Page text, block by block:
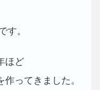
す。
ほど
ってきました。